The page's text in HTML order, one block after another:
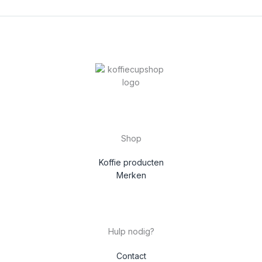
Shop
Koffie producten
Merken
Hulp nodig?
Contact